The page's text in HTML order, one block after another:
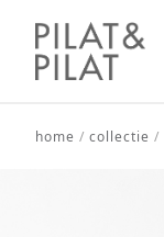
home / collectie /